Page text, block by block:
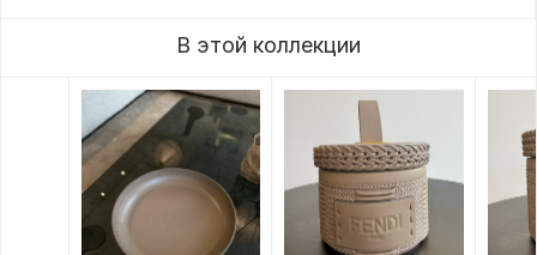
В этой коллекции